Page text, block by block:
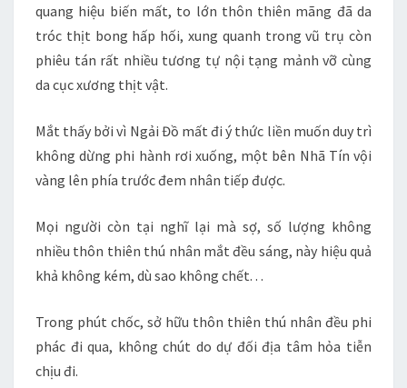
quang hiệu biến mất, to lớn thôn thiên mãng đã da
tróc thịt bong hấp hối, xung quanh trong vũ trụ còn
phiêu tán rất nhiều tương tự nội tạng mảnh vỡ cùng
da cục xương thịt vật.
Mắt thấy bởi vì Ngải Đồ mất đi ý thức liền muốn duy trì
không dừng phi hành rơi xuống, một bên Nhã Tín vội
vàng lên phía trước đem nhân tiếp được.
Mọi người còn tại nghĩ lại mà sợ, số lượng không
nhiều thôn thiên thú nhân mắt đều sáng, này hiệu quả
khả không kém, dù sao không chết. . .
Trong phút chốc, sở hữu thôn thiên thú nhân đều phi
phác đi qua, không chút do dự đối địa tâm hỏa tiễn
chịu đi.